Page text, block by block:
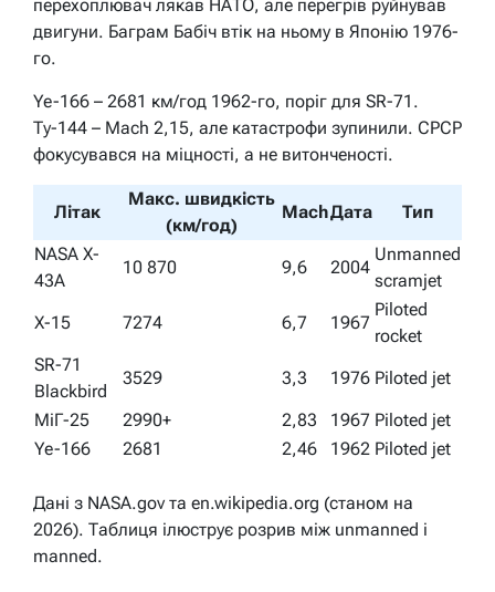
перехоплювач лякав НАТО, але перегрів руйнував
двигуни. Баграм Бабіч втік на ньому в Японію 1976-
го.
Ye-166 – 2681 км/год 1962-го, поріг для SR-71.
Ту-144 – Mach 2,15, але катастрофи зупинили. СРСР
фокусувався на міцності, а не витонченості.
Літак
Макс. швидкість
(км/год)
MachДата
Тип
NASA X-
43A
10 870 9,6 2004
Unmanned
scramjet
X-15
7274 6,7 1967
Piloted
rocket
SR-71
Blackbird
3529 3,3 1976 Piloted jet
МіГ-25
2990+ 2,83 1967 Piloted jet
Ye-166
2681 2,46 1962 Piloted jet
Дані з NASA.gov та en.wikipedia.org (станом на
2026). Таблиця ілюструє розрив між unmanned і
manned.